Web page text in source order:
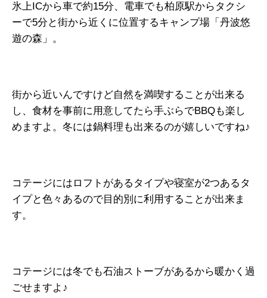
氷上ICから車で約15分、電車でも柏原駅からタクシ
ーで5分と街から近くに位置するキャンプ場「丹波悠
遊の森」。
街から近いんですけど自然を満喫することが出来る
し、食材を事前に用意してたら手ぶらでBBQも楽し
めますよ。冬には鍋料理も出来るのが嬉しいですね♪
コテージにはロフトがあるタイプや寝室が2つあるタ
イプと色々あるので目的別に利用することが出来ま
す。
コテージには冬でも石油ストーブがあるから暖かく過
ごせますよ♪